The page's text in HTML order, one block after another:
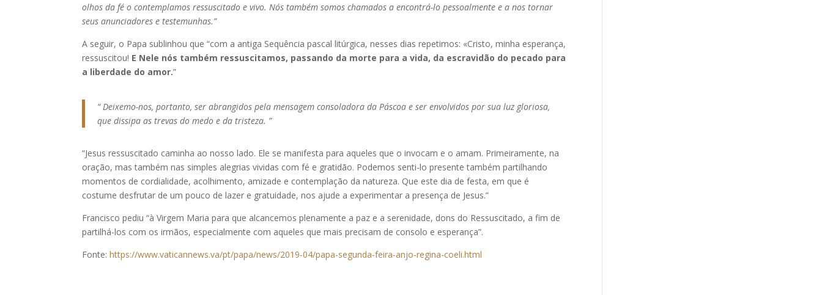
olhos da fé o contemplamos ressuscitado e vivo. Nós também somos chamados a encontrá-lo pessoalmente e a nos tornar
seus anunciadores e testemunhas.”
A seguir, o Papa sublinhou que “com a antiga Sequência pascal litúrgica, nesses dias repetimos: «Cristo, minha esperança,
ressuscitou! E Nele nós também ressuscitamos, passando da morte para a vida, da escravidão do pecado para
a liberdade do amor.”
“ Deixemo-nos, portanto, ser abrangidos pela mensagem consoladora da Páscoa e ser envolvidos por sua luz gloriosa,
que dissipa as trevas do medo e da tristeza. ”
“Jesus ressuscitado caminha ao nosso lado. Ele se manifesta para aqueles que o invocam e o amam. Primeiramente, na
oração, mas também nas simples alegrias vividas com fé e gratidão. Podemos senti-lo presente também partilhando
momentos de cordialidade, acolhimento, amizade e contemplação da natureza. Que este dia de festa, em que é
costume desfrutar de um pouco de lazer e gratuidade, nos ajude a experimentar a presença de Jesus.”
Francisco pediu “à Virgem Maria para que alcancemos plenamente a paz e a serenidade, dons do Ressuscitado, a fim de
partilhá-los com os irmãos, especialmente com aqueles que mais precisam de consolo e esperança”.
Fonte:https://www.vaticannews.va/pt/papa/news/2019-04/papa-segunda-feira-anjo-regina-coeli.html